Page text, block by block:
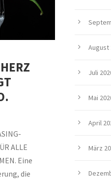
ALLE
Eine
die
August
Juli
Mai
April
März